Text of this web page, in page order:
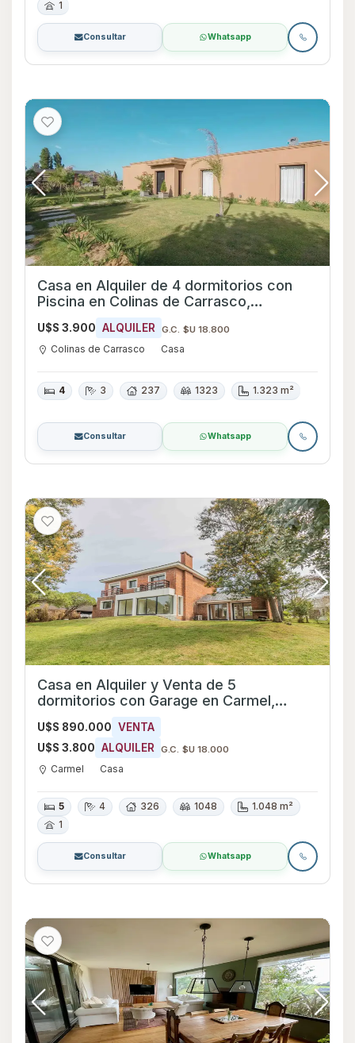
1
Consultar Whatsapp
Casa en Alquiler de 4 dormitorios con
Piscina en Colinas de Carrasco,
Canelones
U$S 3.900 ALQUILER G.C. $U 18.800
Colinas de Carrasco Casa
4 3 237 1323 1.323 m²
Consultar Whatsapp
Casa en Alquiler y Venta de 5
dormitorios con Garage en Carmel,
U$S 890.000 VENTA
U$S 3.800 ALQUILER G.C. $U 18.000
Carmel Casa
5 4 326 1048
1.048 m²
1
Consultar Whatsapp